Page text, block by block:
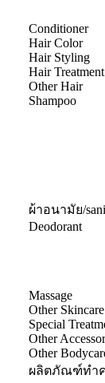
Conditioner
Hair Color
Hair Styling
Hair Treatment
Other Hair
Shampoo
ผ้าอนามัย/
Deodorant
Massage
Other Skincare
Special
Other
Other
ผลิตภัณฑ์ทำ